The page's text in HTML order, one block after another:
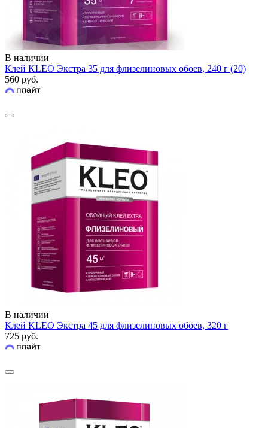
В наличии
Клей KLEO Экстра 35 для флизелиновых обоев, 240 г (20)
560 руб.
В наличии
Клей KLEO Экстра 45 для флизелиновых обоев, 320 г
725 руб.